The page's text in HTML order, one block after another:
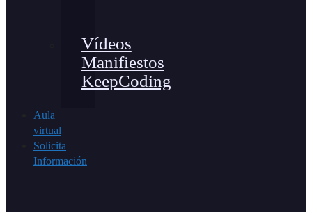
Vídeos
Manifiestos
KeepCoding
Aula
virtual
Solicita
Información